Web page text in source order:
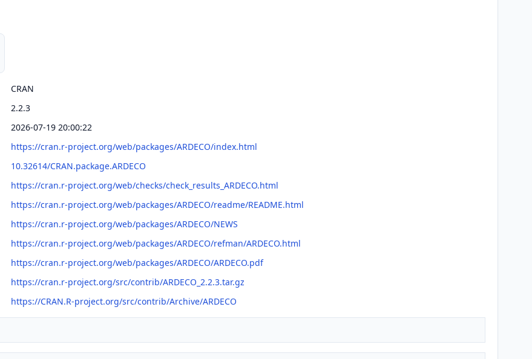
CRAN
2.2.3
2026-07-19 20:00:22
https://cran.r-project.org/web/packages/ARDECO/index.html
10.32614/CRAN.package.ARDECO
https://cran.r-project.org/web/checks/check_results_ARDECO.html
https://cran.r-project.org/web/packages/ARDECO/readme/README.html
https://cran.r-project.org/web/packages/ARDECO/NEWS
https://cran.r-project.org/web/packages/ARDECO/refman/ARDECO.html
https://cran.r-project.org/web/packages/ARDECO/ARDECO.pdf
https://cran.r-project.org/src/contrib/ARDECO_2.2.3.tar.gz
https://CRAN.R-project.org/src/contrib/Archive/ARDECO